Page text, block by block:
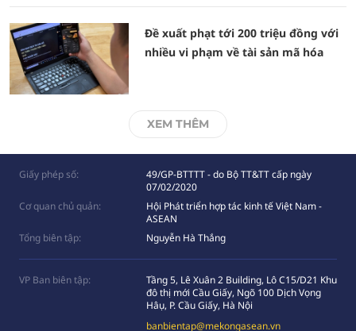
Đề xuất phạt tới 200 triệu đồng với
nhiều vi phạm về tài sản mã hóa
XEM THÊM
Giấy phép số:
49/GP-BTTTT - do Bộ TT&TT cấp ngày
07/02/2020
Cơ quan chủ quản:
Hội Phát triển hợp tác kinh tế Việt Nam -
ASEAN
Tổng biên tập:
Nguyễn Hà Thắng
VP Ban biên tập:
Tầng 5, Lê Xuân 2 Building, Lô C15/D21 Khu
đô thị mới Cầu Giấy, Ngõ 100 Dịch Vọng
Hâụ, P. Cầu Giấy, Hà Nội
banbientap@mekongasean.vn